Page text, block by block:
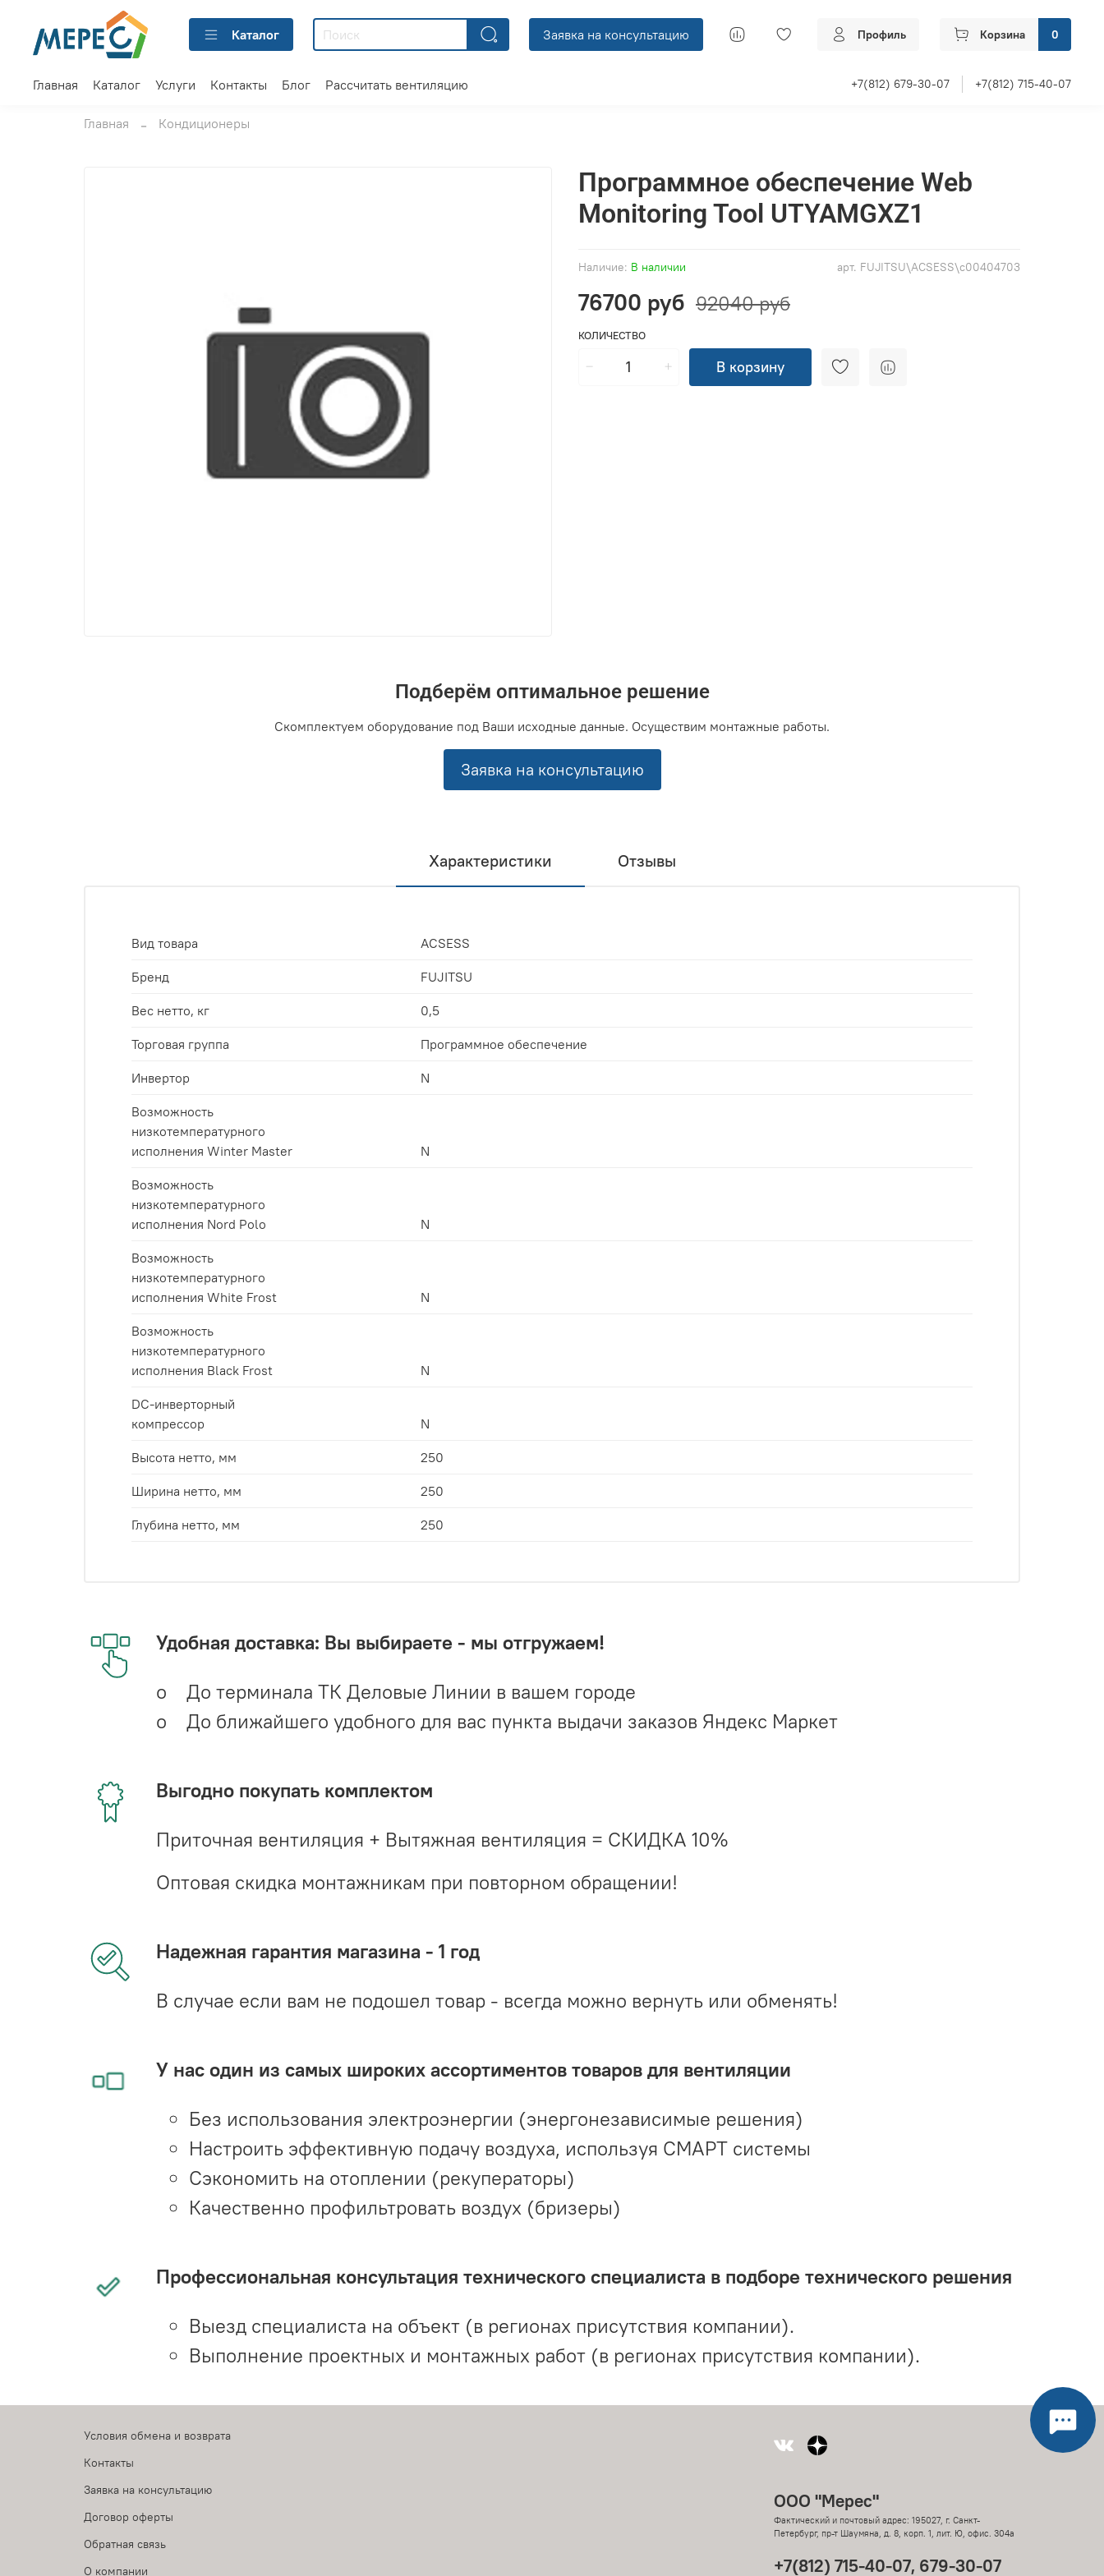
Каталог Заявка на консультацию Профиль Корзина 0
Главная Каталог Услуги Контакты Блог Рассчитать вентиляцию +7(812) 679-30-07 +7(812) 715-40-07
Главная Кондиционеры
арт. FUJITSU\ACSESS\c00404703
Наличие: В наличии
Программное обеспечение Web
Monitoring Tool UTYAMGXZ1
76700 руб 92040 руб
КОЛИЧЕСТВО
В корзину
Подберём оптимальное решение
Скомплектуем оборудование под Ваши исходные данные. Осуществим монтажные работы.
Заявка на консультацию
Характеристики Отзывы
Вид товара ACSESS
Бренд FUJITSU
Вес нетто, кг 0,5
Торговая группа Программное обеспечение
Инвертор N
Возможность
низкотемпературного
исполнения Winter Master
N
Возможность
низкотемпературного
исполнения Nord Polo
N
Возможность
низкотемпературного
исполнения White Frost
N
Возможность
низкотемпературного
исполнения Black Frost
N
DC-инверторный
компрессор
N
Высота нетто, мм 250
Ширина нетто, мм 250
Глубина нетто, мм 250
Удобная доставка: Вы выбираете - мы отгружаем!
o До терминала ТК Деловые Линии в вашем городе
o До ближайшего удобного для вас пункта выдачи заказов Яндекс Маркет
Выгодно покупать комплектом
Приточная вентиляция + Вытяжная вентиляция = СКИДКА 10%
Оптовая скидка монтажникам при повторном обращении!
Надежная гарантия магазина - 1 год
В случае если вам не подошел товар - всегда можно вернуть или обменять!
У нас один из самых широких ассортиментов товаров для вентиляции
Без использования электроэнергии (энергонезависимые решения)
Настроить эффективную подачу воздуха, используя СМАРТ системы
Сэкономить на отоплении (рекуператоры)
Качественно профильтровать воздух (бризеры)
Профессиональная консультация технического специалиста в подборе технического решения
Выезд специалиста на объект (в регионах присутствия компании).
Выполнение проектных и монтажных работ (в регионах присутствия компании).
Условия обмена и возврата
Контакты
Заявка на консультацию
Договор оферты
Обратная связь
О компании
ООО "Мерес"
Фактический и почтовый адрес: 195027, г. Санкт-
Петербург, пр-т Шаумяна, д. 8, корп. 1, лит. Ю, офис. 304а
+7(812) 715-40-07, 679-30-07